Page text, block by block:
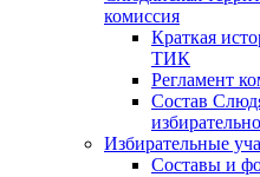
комиссия
Краткая
ТИК
Регламент
Состав
Избирательные
Составы и